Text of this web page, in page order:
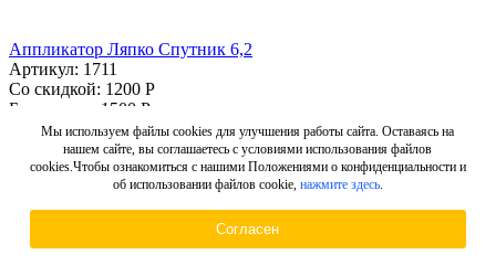
Аппликатор Ляпко Спутник 6,2
Артикул: 1711
Со скидкой: 1200 Р
Без скидки: 1500 Р
Добавить в корзину
Мы используем файлы cookies для улучшения работы сайта. Оставаясь на
нашем сайте, вы соглашаетесь с условиями использования файлов
cookies.Чтобы ознакомиться с нашими Положениями о конфиденциальности и
об использовании файлов cookie, нажмите здесь.
Согласен